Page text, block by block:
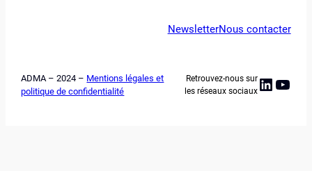
NewsletterNous contacter
ADMA – 2024 – Mentions légales et
politique de confidentialité
Retrouvez-nous sur
les réseaux sociaux